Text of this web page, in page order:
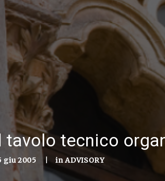
tavolo tecnico
giu 2005 inADVISORY